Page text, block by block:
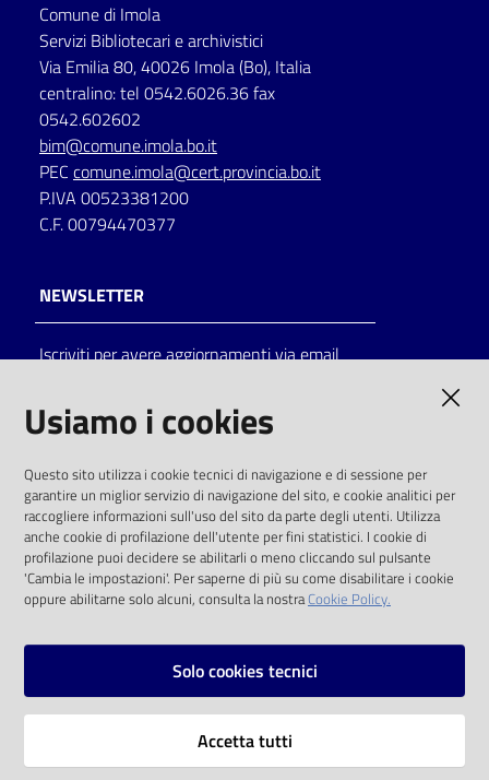
Comune di Imola
Servizi Bibliotecari e archivistici
Via Emilia 80, 40026 Imola (Bo), Italia
centralino: tel 0542.6026.36 fax
0542.602602
bim@comune.imola.bo.it
PEC comune.imola@cert.provincia.bo.it
P.IVA 00523381200
C.F. 00794470377
NEWSLETTER
Iscriviti per avere aggiornamenti via email
solo alle condizioni previste dalla direttiva
comunitaria 2003/98/CE e dal d.lgs. 36/2006
SOCIAL
Instagram
Vai alla pagina
Usiamo i cookies
Questo sito utilizza i cookie tecnici di navigazione e di sessione per
garantire un miglior servizio di navigazione del sito, e cookie analitici per
raccogliere informazioni sull'uso del sito da parte degli utenti. Utilizza
anche cookie di profilazione dell'utente per fini statistici. I cookie di
profilazione puoi decidere se abilitarli o meno cliccando sul pulsante
'Cambia le impostazioni'. Per saperne di più su come disabilitare i cookie
oppure abilitarne solo alcuni, consulta la nostraCookie Policy.
Solo cookies tecnici
Accetta tutti